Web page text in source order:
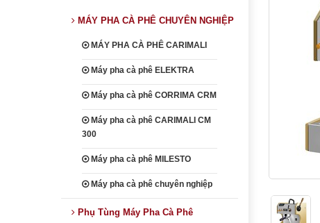
MÁY PHA CÀ PHÊ CHUYÊN NGHIỆP
MÁY PHA CÀ PHÊ CARIMALI
Máy pha cà phê ELEKTRA
Máy pha cà phê CORRIMA CRM
Máy pha cà phê CARIMALI CM
300
Máy pha cà phê MILESTO
Máy pha cà phê chuyên nghiệp
Phụ Tùng Máy Pha Cà Phê